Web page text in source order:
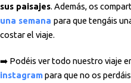
sus paisajes. Además, os
una semana para que tengáis
costar el viaje.
➡️ Podéis ver todo nuestro viaje
instagrampara que no os